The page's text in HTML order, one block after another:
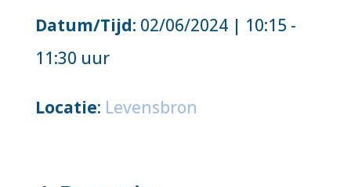
Datum/Tijd: 02/06/2024 | 10:15 -
11:30 uur
Locatie: Levensbron